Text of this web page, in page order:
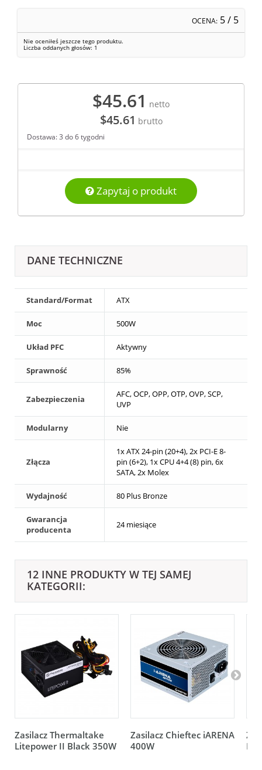
OCENA: 5/ 5
Nie oceniłeś jeszcze tego produktu.
Liczba oddanych głosów: 1
$45.61 netto
$45.61 brutto
Dostawa: 3 do 6 tygodni
Zapytaj o produkt
DANE TECHNICZNE
Standard/Format ATX
Moc 500W
Układ PFC Aktywny
Sprawność 85%
Zabezpieczenia
AFC, OCP, OPP, OTP, OVP, SCP,
UVP
Modularny Nie
Złącza
1x ATX 24-pin (20+4), 2x PCI-E 8-
pin (6+2), 1x CPU 4+4 (8) pin, 6x
SATA, 2x Molex
Wydajność 80 Plus Bronze
Gwarancja
producenta
24 miesiące
12 INNE PRODUKTY W TEJ SAMEJ
KATEGORII:
Zasilacz Thermaltake
Litepower II Black 350W
Zasilacz Chieftec iARENA
400W